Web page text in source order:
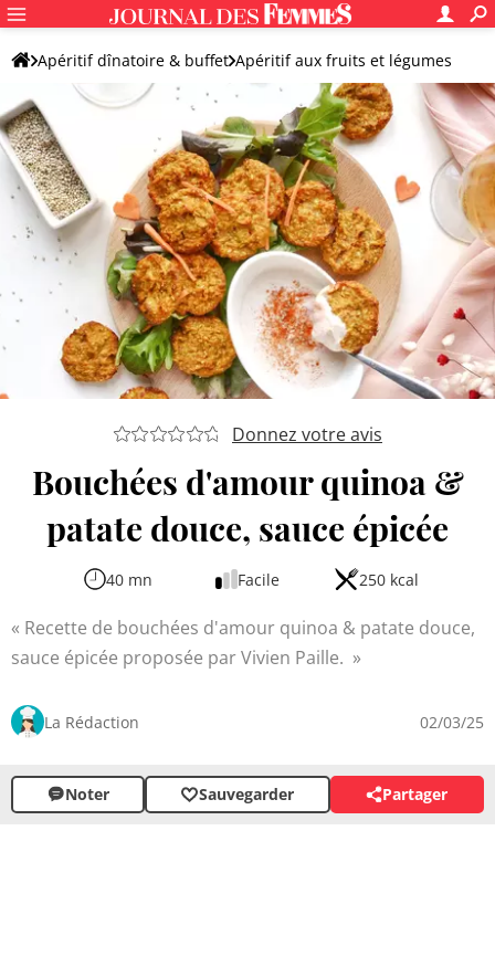
Apéritif dînatoire & buffet Apéritif aux fruits et légumes
Légume apéritif Apéro légumes cuits
Donnez votre avis
Bouchées d'amour quinoa &
patate douce, sauce épicée
40 mn Facile 250 kcal
Recette de bouchées d'amour quinoa & patate douce,
sauce épicée proposée par Vivien Paille.
La Rédaction 02/03/25
Noter Sauvegarder Partager